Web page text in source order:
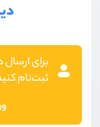
برای
ثبت‌نام